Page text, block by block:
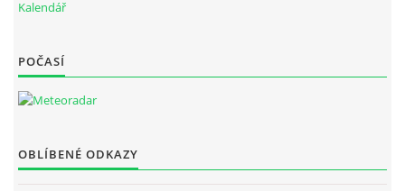
Kalendář
POČASÍ
OBLÍBENÉ ODKAZY